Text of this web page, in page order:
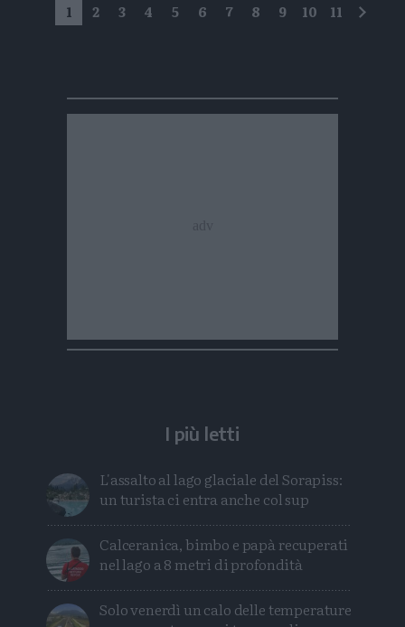
1 2 3 4 5 6 7 8 9 10 11
I più letti
L'assalto al lago glaciale del Sorapiss:
un turista ci entra anche col sup
Calceranica, bimbo e papà recuperati
nel lago a 8 metri di profondità
Solo venerdì un calo delle temperature